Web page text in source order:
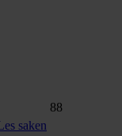
saken
88